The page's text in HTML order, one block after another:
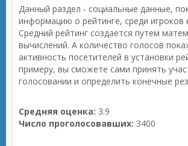
Данный раздел - социальные данные,
информацию о рейтинге, среди игроков
Средний рейтинг создается путем
вычислений. А количество голосов
активность посетителей в установки
примеру, вы сможете сами принять
голосовании и определить конечные
Средняя оценка: 3.9
Число проголосовавших: 3400